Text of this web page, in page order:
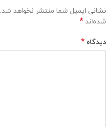
نشانی ایمیل شما منتشر نخواهد شد.
شده‌اند *
دیدگاه *